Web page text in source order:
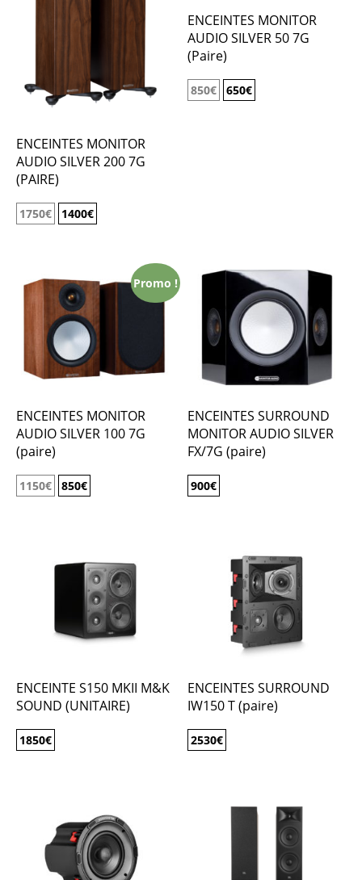
ENCEINTES MONITOR
AUDIO SILVER 200 7G
(PAIRE)
1750€ 1400€
ENCEINTES MONITOR
AUDIO SILVER 50 7G
(Paire)
850€ 650€
Promo !
ENCEINTES MONITOR
AUDIO SILVER 100 7G
(paire)
1150€ 850€
ENCEINTES SURROUND
MONITOR AUDIO SILVER
FX/7G (paire)
900€
ENCEINTE S150 MKII M&K
SOUND (UNITAIRE)
1850€
ENCEINTES SURROUND
IW150 T (paire)
2530€